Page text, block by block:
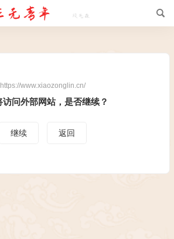
https://www.xiaozonglin.cn/
访问外部网站，是否继续？
继续 返回